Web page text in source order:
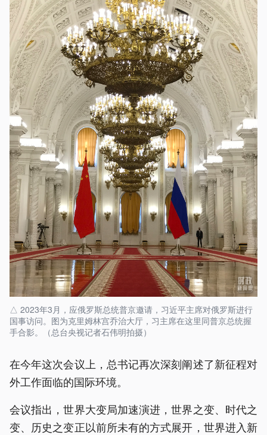
△ 2023年3月，应俄罗斯总统普京邀请，习近平主席对俄罗斯进行
国事访问。图为克里姆林宫乔治大厅，习主席在这里同普京总统握
手合影。（总台央视记者石伟明拍摄）
在今年这次会议上，总书记再次深刻阐述了新征程对
外工作面临的国际环境。
会议指出，世界大变局加速演进，世界之变、时代之
变、历史之变正以前所未有的方式展开，世界进入新